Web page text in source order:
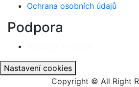
Ochrana osobních údajů
Podpora
Nastavení cookies
Copyright © All Right